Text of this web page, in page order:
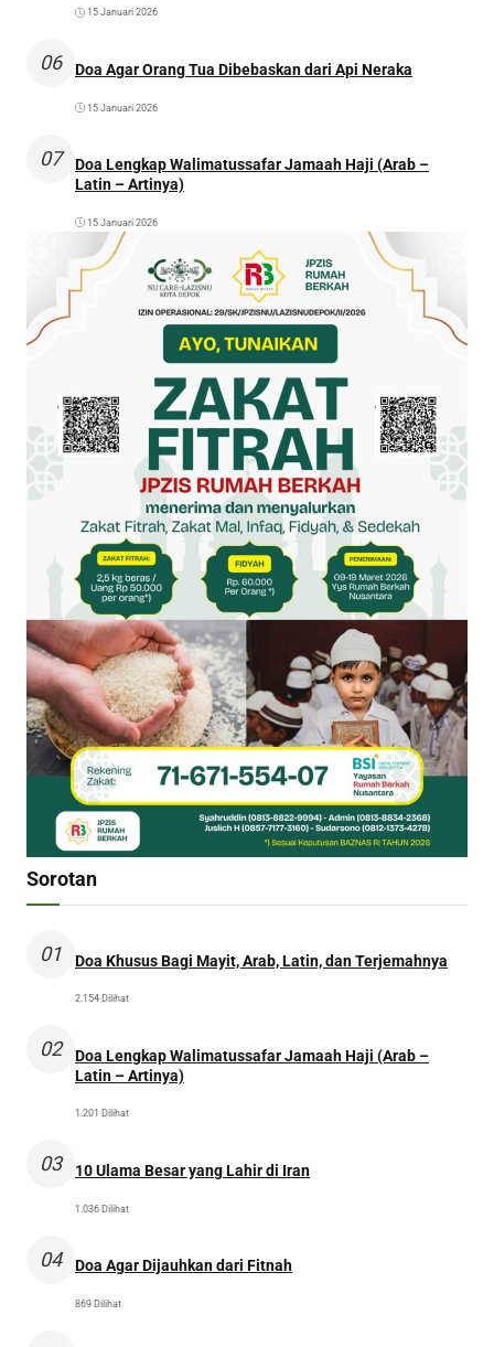
15 Januari 2026
06 Doa Agar Orang Tua Dibebaskan dari Api Neraka
15 Januari 2026
07
Doa Lengkap Walimatussafar Jamaah Haji (Arab –
Latin – Artinya)
15 Januari 2026
Sorotan
01 Doa Khusus Bagi Mayit, Arab, Latin, dan Terjemahnya
2.154 Dilihat
02
Doa Lengkap Walimatussafar Jamaah Haji (Arab –
Latin – Artinya)
1.201 Dilihat
03 10 Ulama Besar yang Lahir di Iran
1.036 Dilihat
04 Doa Agar Dijauhkan dari Fitnah
869 Dilihat